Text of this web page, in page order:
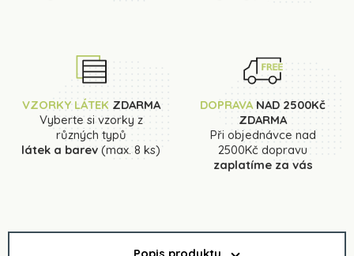
VZORKY LÁTEK ZDARMA
Vyberte si vzorky z
různých typů
látek a barev (max. 8 ks)
DOPRAVANAD 2500Kč
ZDARMA
Při objednávce nad
2500Kč dopravu
zaplatíme za vás